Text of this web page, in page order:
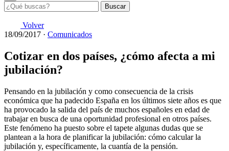
Buscar
Volver
18/09/2017 · Comunicados
Cotizar en dos países, ¿cómo afecta a mi
jubilación?
Pensando en la jubilación y como consecuencia de la crisis
económica que ha padecido España en los últimos siete años es que
ha provocado la salida del país de muchos españoles en edad de
trabajar en busca de una oportunidad profesional en otros países.
Este fenómeno ha puesto sobre el tapete algunas dudas que se
plantean a la hora de planificar la jubilación: cómo calcular la
jubilación y, específicamente, la cuantía de la pensión.